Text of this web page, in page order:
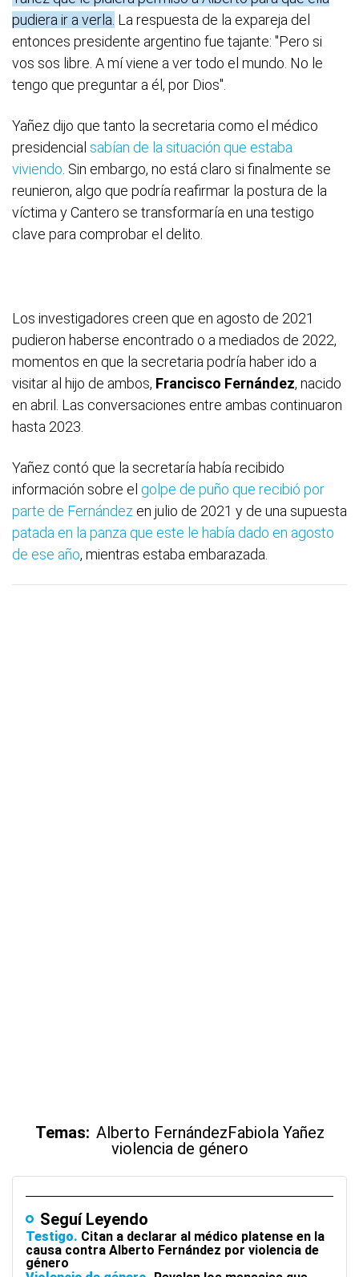
pudiera ir a verla. La respuesta de la expareja del
entonces presidente argentino fue tajante: "Pero si
vos sos libre. A mí viene a ver todo el mundo. No le
tengo que preguntar a él, por Dios".
Yañez dijo que tanto la secretaria como el médico
presidencial sabían de la situación que estaba
viviendo . Sin embargo, no está claro si finalmente se
reunieron, algo que podría reafirmar la postura de la
víctima y Cantero se transformaría en una testigo
clave para comprobar el delito.
Los investigadores creen que en agosto de 2021
pudieron haberse encontrado o a mediados de 2022,
momentos en que la secretaria podría haber ido a
visitar al hijo de ambos, Francisco Fernández, nacido
en abril. Las conversaciones entre ambas continuaron
hasta 2023.
Yañez contó que la secretaría había recibido
información sobre el golpe de puño que recibió por
parte de Fernández en julio de 2021 y de una supuesta
patada en la panza que este le había dado en agosto
de ese año, mientras estaba embarazada.
Temas: Alberto FernándezFabiola Yañez
violencia de género
Seguí Leyendo
Testigo Citan a declarar al médico platense en la
causa contra Alberto Fernández por violencia de
género